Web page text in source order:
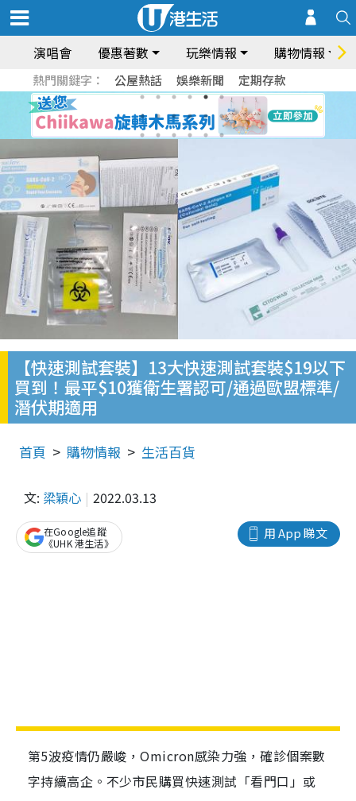
演唱會 優惠著數 玩樂情報 購物情報
熱門關鍵字： 公屋熱話 娛樂新聞 定期存款
【快速測試套裝】13大快速測試套裝$19以下
買到！最平$10獲衛生署認可/通過歐盟標準/
潛伏期適用
首頁 購物情報 生活百貨
文: 梁穎心 2022.03.13
用 App 睇文
在Google追蹤
《UHK 港生活》
第5波疫情仍嚴峻，Omicron感染力強，確診個案數
字持續高企。不少市民購買快速測試「看門口」或